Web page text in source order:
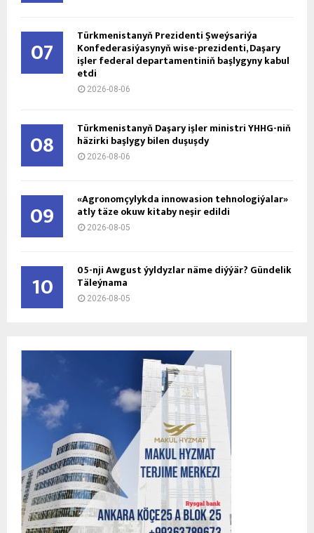
07 Türkmenistanyň Prezidenti Şweýsariýa
Konfederasiýasynyň wise-prezidenti, Daşary
işler federal departamentiniň başlygyny kabul
etdi
2026-08-06
08 Türkmenistanyň Daşary işler ministri ÝHHG-niň
häzirki başlygy bilen duşuşdy
2026-08-06
09 «Agronomçylykda innowasion tehnologiýalar»
atly täze okuw kitaby neşir edildi
2026-08-05
10 05-nji Awgust ýyldyzlar näme diýýär? Gündelik
Täleýnama
2026-08-05